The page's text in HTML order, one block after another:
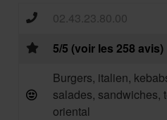
02.43.23.80.00
5/5 (voir les 258 avis)
Burgers, italien,
salades, sandwiches,
oriental